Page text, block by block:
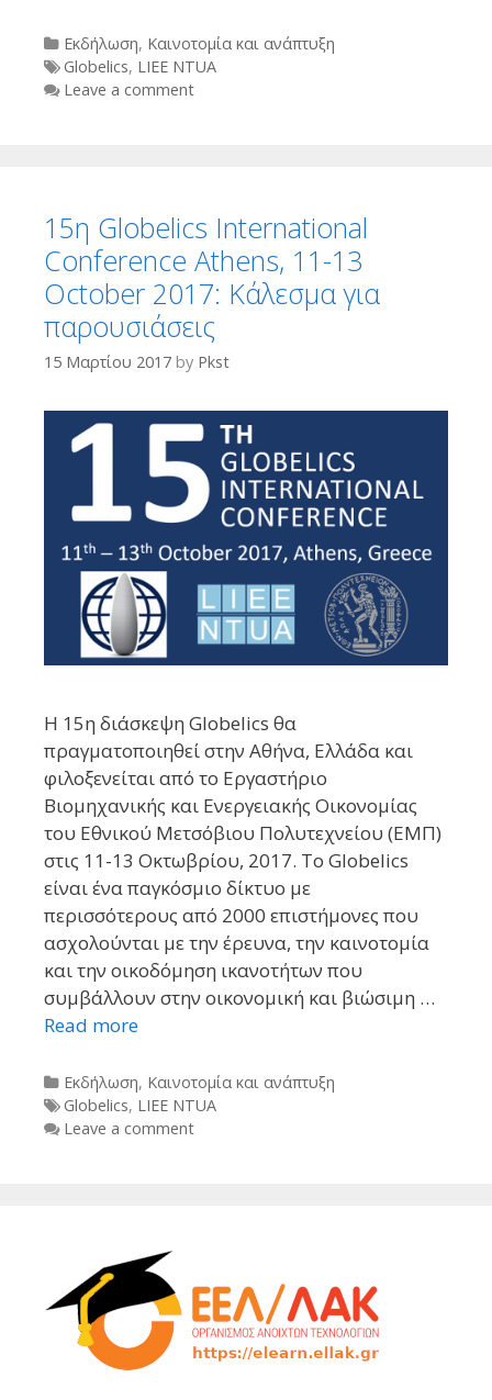
Categories
Εκδήλωση, Καινοτομία και ανάπτυξη
Tags
Globelics, LIEE NTUA
Leave a comment
15η Globelics International
Conference Athens, 11-13
October 2017: Κάλεσμα για
παρουσιάσεις
15 Μαρτίου 2017 by Pkst
Η 15η διάσκεψη Globelics θα
πραγματοποιηθεί στην Αθήνα, Ελλάδα και
φιλοξενείται από το Εργαστήριο
Βιομηχανικής και Ενεργειακής Οικονομίας
του Εθνικού Μετσόβιου Πολυτεχνείου (ΕΜΠ)
στις 11-13 Οκτωβρίου, 2017. Το Globelics
είναι ένα παγκόσμιο δίκτυο με
περισσότερους από 2000 επιστήμονες που
ασχολούνται με την έρευνα, την καινοτομία
και την οικοδόμηση ικανοτήτων που
συμβάλλουν στην οικονομική και βιώσιμη …
Read more
Categories
Εκδήλωση, Καινοτομία και ανάπτυξη
Tags
Globelics, LIEE NTUA
Leave a comment